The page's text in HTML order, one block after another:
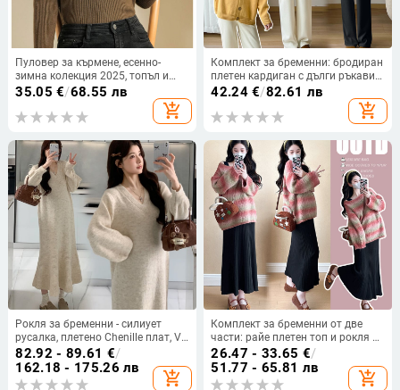
Пуловер за кърмене, есенно-
зимна колекция 2025, топъл и
благоприятен към кожата;
основен материал: полиестер
50–70% и вторичен до 30%; стил:
полувисока яка; дълги ръкави
35.05 €/68.55 лв
add_shopping_cart
Комплект за бременни: бродиран
плетен кардиган с дълги ръкави и
бременни панталони, двучастов
комплект, есенно-зимна колекция
42.24€/82.61 лв
add_shopping_cart
Рокля за бременни - силиует
русалка, плетено Chenille плат, V-
образно деколте, дълги ръкави,
90-95% еластан
82.92 - 89.61 €/
162.18 - 175.26 лв
add_shopping_cart
Комплект за бременни от две
части: райе плетен топ и рокля с
презрамки за есенно-зимен сезон
26.47 - 33.65 €/
51.77 - 65.81 лв
add_shopping_cart